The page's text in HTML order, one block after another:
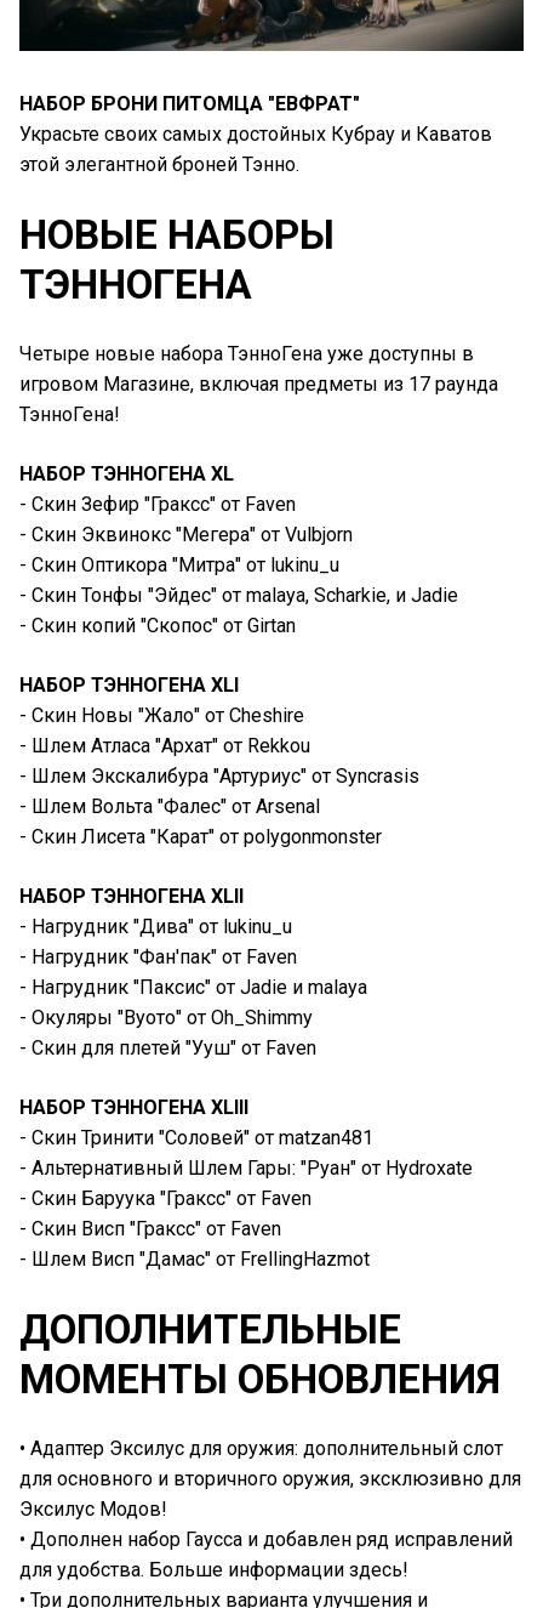
НАБОР БРОНИ ПИТОМЦА "ЕВФРАТ"
Украсьте своих самых достойных Кубрау и Каватов
этой элегантной броней Тэнно.
НОВЫЕ НАБОРЫ
ТЭННОГЕНА
Четыре новые набора ТэнноГена уже доступны в
игровом Магазине, включая предметы из 17 раунда
ТэнноГена!
НАБОР ТЭННОГЕНА XL
- Скин Зефир "Граксс" от Faven
- Скин Эквинокс "Мегера" от Vulbjorn
- Скин Оптикора "Митра" от lukinu_u
- Скин Тонфы "Эйдес" от malaya, Scharkie, и Jadie
- Скин копий "Скопос" от Girtan
НАБОР ТЭННОГЕНА XLI
- Скин Новы "Жало" от Cheshire
- Шлем Атласа "Архат" от Rekkou
- Шлем Экскалибура "Артуриус" от Syncrasis
- Шлем Вольта "Фалес" от Arsenal
- Скин Лисета "Карат" от polygonmonster
НАБОР ТЭННОГЕНА XLII
- Нагрудник "Дива" от lukinu_u
- Нагрудник "Фан'пак" от Faven
- Нагрудник "Паксис" от Jadie и malaya
- Окуляры "Вуото" от Oh_Shimmy
- Скин для плетей "Ууш" от Faven
НАБОР ТЭННОГЕНА XLIII
- Скин Тринити "Соловей" от matzan481
- Альтернативный Шлем Гары: "Руан" от Hydroxate
- Скин Баруука "Граксс" от Faven
- Скин Висп "Граксс" от Faven
- Шлем Висп "Дамас" от FrellingHazmot
ДОПОЛНИТЕЛЬНЫЕ
МОМЕНТЫ ОБНОВЛЕНИЯ
• Адаптер Эксилус для оружия: дополнительный слот
для основного и вторичного оружия, эксклюзивно для
Эксилус Модов!
• Дополнен набор Гаусса и добавлен ряд исправлений
для удобства. Больше информации здесь!
• Три дополнительных варианта улучшения и